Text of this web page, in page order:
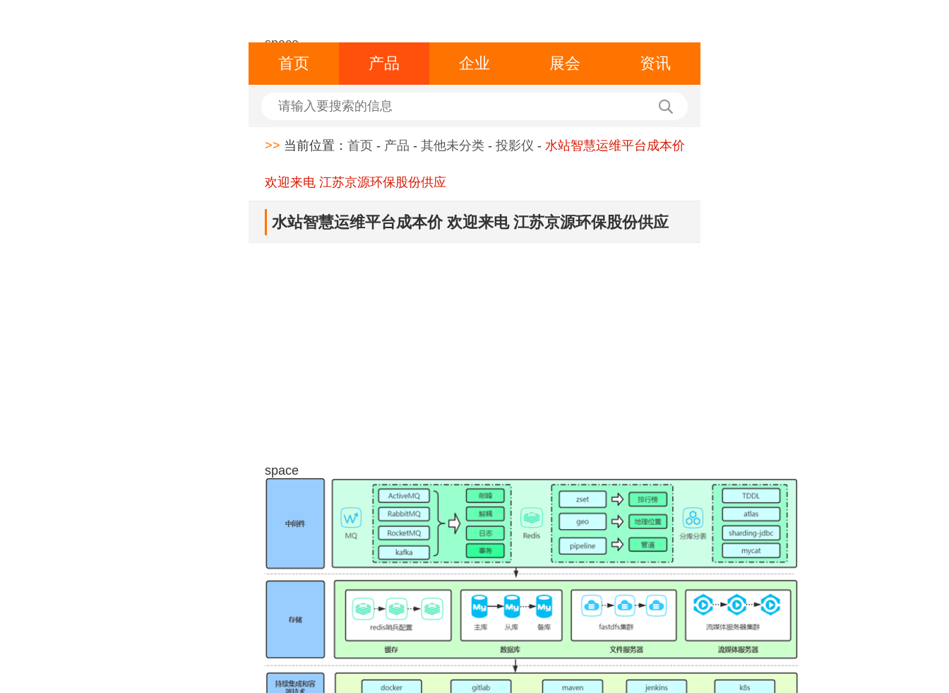
space
首页 产品 企业 展会 资讯
>> 当前位置： 首页 - 产品 - 其他未分类- 投影仪 - 水站智慧运维平台成本价
欢迎来电 江苏京源环保股份供应
水站智慧运维平台成本价 欢迎来电 江苏京源环保股份供应
space